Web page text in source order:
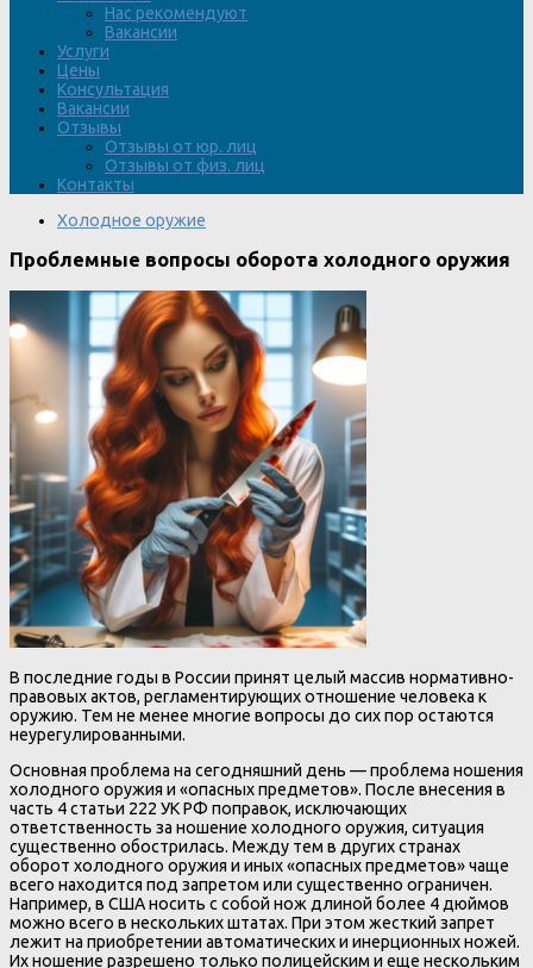
Нас рекомендуют
Вакансии
Услуги
Цены
Консультация
Вакансии
Отзывы
Отзывы от юр. лиц
Отзывы от физ. лиц
Контакты
Холодное оружие
Проблемные вопросы оборота холодного оружия
В последние годы в России принят целый массив нормативно-
правовых актов, регламентирующих отношение человека к
оружию. Тем не менее многие вопросы до сих пор остаются
неурегулированными.
Основная проблема на сегодняшний день — проблема ношения
холодного оружия и «опасных предметов». После внесения в
часть 4 статьи 222 УК РФ поправок, исключающих
ответственность за ношение холодного оружия, ситуация
существенно обострилась. Между тем в других странах
оборот холодного оружия и иных «опасных предметов» чаще
всего находится под запретом или существенно ограничен.
Например, в США носить с собой нож длиной более 4 дюймов
можно всего в нескольких штатах. При этом жесткий запрет
лежит на приобретении автоматических и инерционных ножей.
Их ношение разрешено только полицейским и еще нескольким